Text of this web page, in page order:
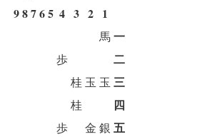
98765 4 3 2 1
馬一
歩 二
桂 玉 玉 三
桂 四
歩 金 銀 五